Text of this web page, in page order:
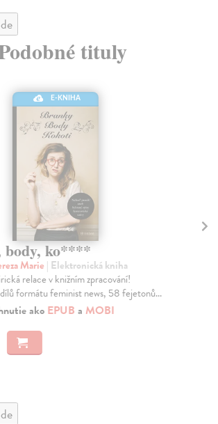
tituly
E-KNIHA
body, ko****
Marie | Elektronická kniha
relace v knižním zpracování!
formátu feminist news, 58 fejetonů...
ako EPUB a MOBI